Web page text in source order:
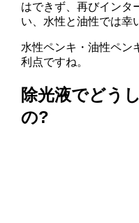
はできず、再びインタ
い、水性と油性では幸
水性ペンキ・油性ペン
利点ですね。
除光液でどう
の?